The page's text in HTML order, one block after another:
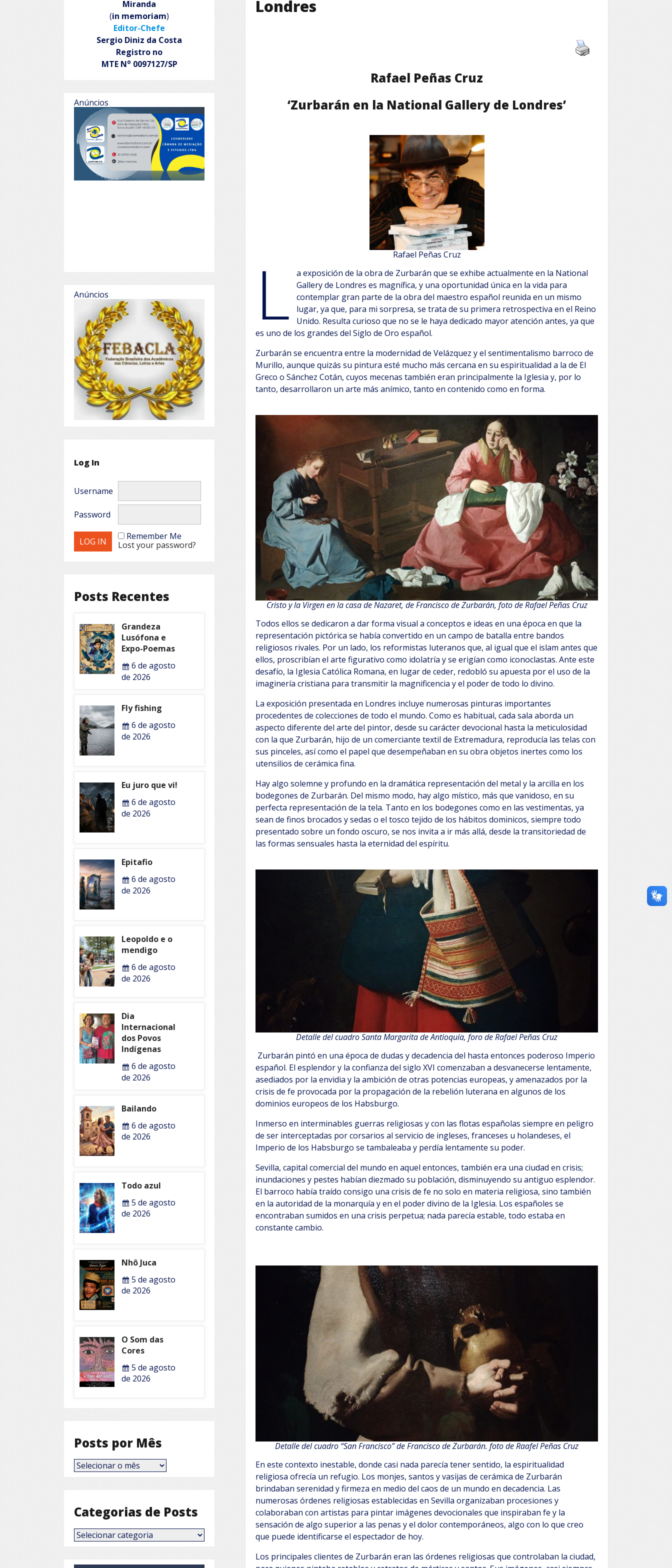
Londres
Rafael Peñas Cruz
‘Zurbarán en la National Gallery de Londres’
Rafael Peñas Cruz
L
a exposición de la obra de Zurbarán que se exhibe actualmente en la National
Gallery de Londres es magnífica, y una oportunidad única en la vida para
contemplar gran parte de la obra del maestro español reunida en un mismo
lugar, ya que, para mi sorpresa, se trata de su primera retrospectiva en el Reino
Unido. Resulta curioso que no se le haya dedicado mayor atención antes, ya que
es uno de los grandes del Siglo de Oro español.
Zurbarán se encuentra entre la modernidad de Velázquez y el sentimentalismo barroco de
Murillo, aunque quizás su pintura esté mucho más cercana en su espiritualidad a la de El
Greco o Sánchez Cotán, cuyos mecenas también eran principalmente la Iglesia y, por lo
tanto, desarrollaron un arte más anímico, tanto en contenido como en forma.
Cristo y la Virgen en la casa de Nazaret, de Francisco de Zurbarán, foto de Rafael Peñas Cruz
Todos ellos se dedicaron a dar forma visual a conceptos e ideas en una época en que la
representación pictórica se había convertido en un campo de batalla entre bandos
religiosos rivales. Por un lado, los reformistas luteranos que, al igual que el islam antes que
ellos, proscribían el arte figurativo como idolatría y se erigían como iconoclastas. Ante este
desafío, la Iglesia Católica Romana, en lugar de ceder, redobló su apuesta por el uso de la
imaginería cristiana para transmitir la magnificencia y el poder de todo lo divino.
La exposición presentada en Londres incluye numerosas pinturas importantes
procedentes de colecciones de todo el mundo. Como es habitual, cada sala aborda un
aspecto diferente del arte del pintor, desde su carácter devocional hasta la meticulosidad
con la que Zurbarán, hijo de un comerciante textil de Extremadura, reproducía las telas con
sus pinceles, así como el papel que desempeñaban en su obra objetos inertes como los
utensilios de cerámica fina.
Hay algo solemne y profundo en la dramática representación del metal y la arcilla en los
bodegones de Zurbarán. Del mismo modo, hay algo místico, más que vanidoso, en su
perfecta representación de la tela. Tanto en los bodegones como en las vestimentas, ya
sean de finos brocados y sedas o el tosco tejido de los hábitos dominicos, siempre todo
presentado sobre un fondo oscuro, se nos invita a ir más allá, desde la transitoriedad de
las formas sensuales hasta la eternidad del espíritu.
Detalle del cuadro Santa Margarita de Antioquía, foro de Rafael Peñas Cruz
Zurbarán pintó en una época de dudas y decadencia del hasta entonces poderoso Imperio
español. El esplendor y la confianza del siglo XVI comenzaban a desvanecerse lentamente,
asediados por la envidia y la ambición de otras potencias europeas, y amenazados por la
crisis de fe provocada por la propagación de la rebelión luterana en algunos de los
dominios europeos de los Habsburgo.
Inmerso en interminables guerras religiosas y con las flotas españolas siempre en peligro
de ser interceptadas por corsarios al servicio de ingleses, franceses u holandeses, el
Imperio de los Habsburgo se tambaleaba y perdía lentamente su poder.
Sevilla, capital comercial del mundo en aquel entonces, también era una ciudad en crisis;
inundaciones y pestes habían diezmado su población, disminuyendo su antiguo esplendor.
El barroco había traído consigo una crisis de fe no solo en materia religiosa, sino también
en la autoridad de la monarquía y en el poder divino de la Iglesia. Los españoles se
encontraban sumidos en una crisis perpetua; nada parecía estable, todo estaba en
constante cambio.
Detalle del cuadro “San Francisco” de Francisco de Zurbarán. foto de Raafel Peñas Cruz
En este contexto inestable, donde casi nada parecía tener sentido, la espiritualidad
religiosa ofrecía un refugio. Los monjes, santos y vasijas de cerámica de Zurbarán
brindaban serenidad y firmeza en medio del caos de un mundo en decadencia. Las
numerosas órdenes religiosas establecidas en Sevilla organizaban procesiones y
colaboraban con artistas para pintar imágenes devocionales que inspiraban fe y la
sensación de algo superior a las penas y el dolor contemporáneos, algo con lo que creo
que puede identificarse el espectador de hoy.
Los principales clientes de Zurbarán eran las órdenes religiosas que controlaban la ciudad,
Miranda
(in memoriam)
Editor-Chefe
Sergio Diniz da Costa
Registro no
MTE No 0097127/SP
Anúncios
Anúncios
Log In
Username
Password
Remember Me
Lost your password?
Posts Recentes
Grandeza
Lusófona e
Expo-Poemas
6 de agosto
de 2026
Fly fishing
6 de agosto
de 2026
Eu juro que vi!
6 de agosto
de 2026
Epitafio
6 de agosto
de 2026
Leopoldo e o
mendigo
6 de agosto
de 2026
Dia
Internacional
dos Povos
Indígenas
6 de agosto
de 2026
Bailando
6 de agosto
de 2026
Todo azul
5 de agosto
de 2026
Nhô Juca
5 de agosto
de 2026
O Som das
Cores
5 de agosto
de 2026
Posts por Mês
Posts
por
Categorias de Posts
Categorias
de